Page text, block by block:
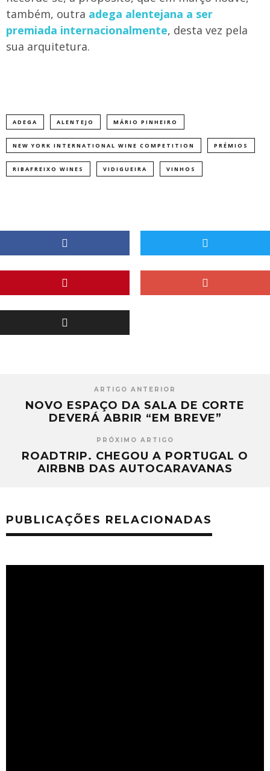
também, outra adega alentejana a ser
premiada internacionalmente, desta vez pela
sua arquitetura.
ADEGA ALENTEJO MÁRIO PINHEIRO
NEW YORK INTERNATIONAL WINE COMPETITION PRÉMIOS
RIBAFREIXO WINES VIDIGUEIRA VINHOS
ARTIGO ANTERIOR
NOVO ESPAÇO DA SALA DE CORTE
DEVERÁ ABRIR “EM BREVE”
PRÓXIMO ARTIGO
ROADTRIP. CHEGOU A PORTUGAL O
AIRBNB DAS AUTOCARAVANAS
PUBLICAÇÕES RELACIONADAS